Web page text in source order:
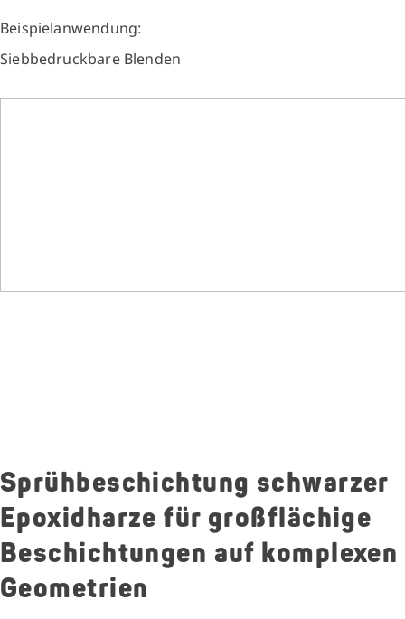
Beispielanwendung:
Siebbedruckbare Blenden
Sprühbeschichtung schwarzer
Epoxidharze für großflächige
Beschichtungen auf komplexen
Geometrien